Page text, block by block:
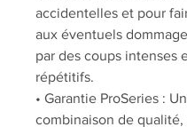
accidentelles et pour
aux éventuels
par des coups intenses
répétitifs.
• Garantie ProSeries :
combinaison de qualité,